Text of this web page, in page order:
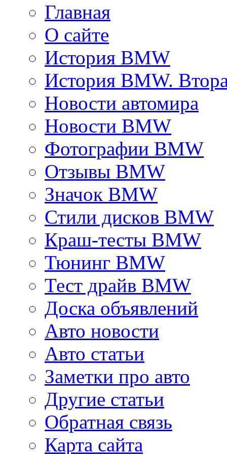
Главная
О сайте
История BMW
История BMW.
Новости автомира
Новости BMW
Фотографии BMW
Отзывы BMW
Значок BMW
Стили дисков BMW
Краш-тесты BMW
Тюнинг BMW
Тест драйв BMW
Доска объявлений
Авто новости
Авто статьи
Заметки про авто
Другие статьи
Обратная связь
Карта сайта